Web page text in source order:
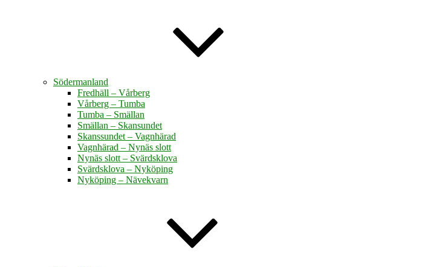
Södermanland
Fredhäll – Vårberg
Vårberg – Tumba
Tumba – Smällan
Smällan – Skansundet
Skanssundet – Vagnhärad
Vagnhärad – Nynäs slott
Nynäs slott – Svärdsklova
Svärdsklova – Nyköping
Nyköping – Nävekvarn